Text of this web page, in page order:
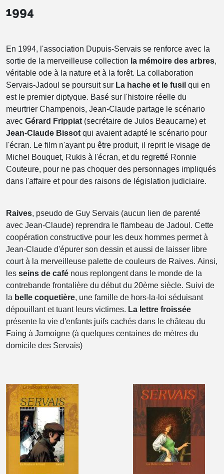
1994
En 1994, l'association Dupuis-Servais se renforce avec la
sortie de la merveilleuse collection la mémoire des arbres,
véritable ode à la nature et à la forêt. La collaboration
Servais-Jadoul se poursuit sur La hache et le fusil qui en
est le premier diptyque. Basé sur l'histoire réelle du
meurtrier Champenois, Jean-Claude partage le scénario
avec Gérard Frippiat (secrétaire de Julos Beaucarne) et
Jean-Claude Bissot qui avaient adapté le scénario pour
l'écran. Le film n'ayant pu être produit, il reprit le visage de
Michel Bouquet, Rukis à l'écran, et du regretté Ronnie
Couteure, pour ne pas choquer des personnages impliqués
dans l'affaire et pour des raisons de législation judiciaire.
Raives, pseudo de Guy Servais (aucun lien de parenté
avec Jean-Claude) reprendra le flambeau de Jadoul. Cette
coopération constructive pour les deux hommes permet à
Jean-Claude d'épurer son dessin et aussi de laisser libre
court à la merveilleuse palette de couleurs de Raives. Ainsi,
les seins de café nous replongent dans le monde de la
contrebande frontalière du début du 20ème siècle. Suivi de
la belle coquetière, une famille de hors-la-loi séduisant
dépouillant et tuant leurs victimes. La lettre froissée
présente la vie d'enfants juifs cachés dans le château du
Faing à Jamoigne (à quelques centaines de mètres du
domicile des Servais)